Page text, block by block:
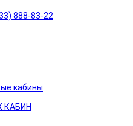
888-83-22
кабины
КАБИН